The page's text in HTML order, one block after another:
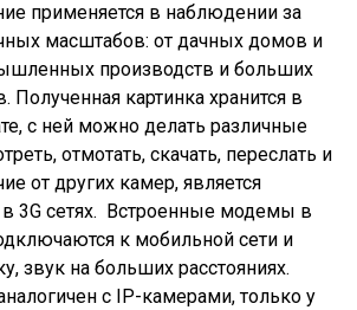
применяется в наблюдении за
масштабов: от дачных домов и
производств и больших
Полученная картинка хранится в
с ней можно делать различные
отмотать, скачать, переслать и
от других камер, является
3G сетях. Встроенные модемы в
к мобильной сети и
звук на больших расстояниях.
с IP-камерами, только у